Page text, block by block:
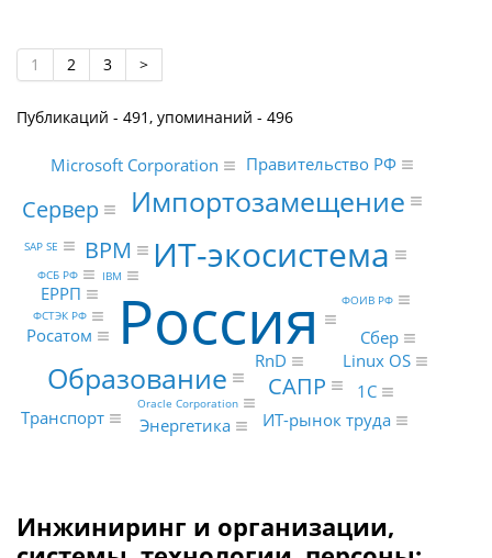
1 2 3 >
Публикаций - 491, упоминаний - 496
Россия
ИТ-экосистема
Образование
Импортозамещение
САПР
Сервер
BPM
Транспорт Энергетика ИТ-рынок труда
ЕРРП
RnD
Росатом
1С
Правительство РФ
Linux OS
Microsoft Corporation
Сбер
ФОИВ РФ
SAP SE
IBM
Oracle Corporation
ФСТЭК РФ
ФСБ РФ
Инжиниринг и организации,